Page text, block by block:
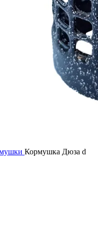
Кормушка Дюза d